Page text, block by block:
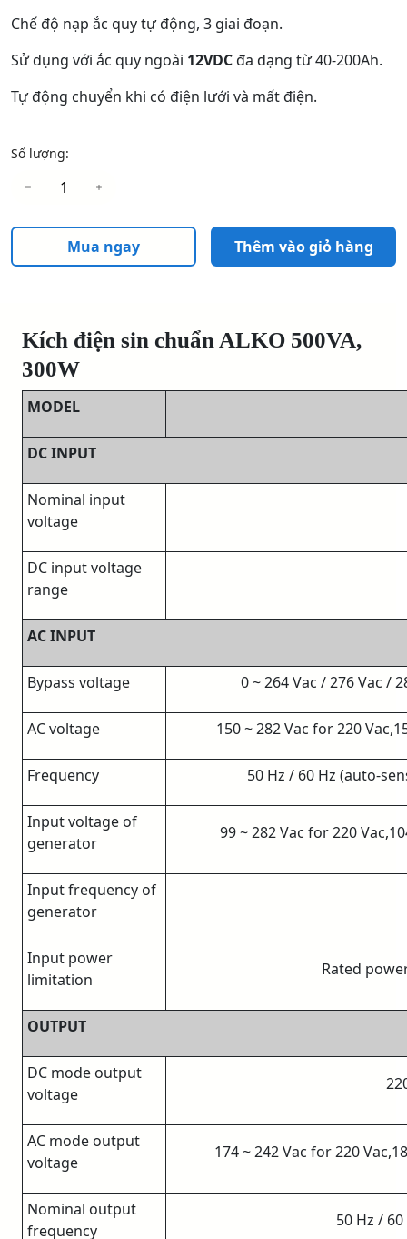
Chế độ nạp ắc quy tự động, 3 giai đoạn.
Sử dụng với ắc quy ngoài 12VDCđa dạng từ 40-200Ah.
Tự động chuyển khi có điện lưới và mất điện.
Số lượng:
Mua ngay Thêm vào giỏ hàng
Kích điện sin chuẩn ALKO 500VA,
300W
MODEL
DC INPUT
Nominal input
voltage
DC input voltage
range
AC INPUT
Bypass voltage 0 ~ 264 Vac / 276 Vac /
AC voltage 150 ~ 282 Vac for 220
Frequency 50 Hz / 60 Hz (auto-
Input voltage of
generator
99 ~ 282 Vac for 220
Input frequency of
generator
Input power
limitation
Rated
OUTPUT
DC mode output
voltage
AC mode output
voltage
174 ~ 242 Vac for 220
Nominal output
frequency
50 Hz /